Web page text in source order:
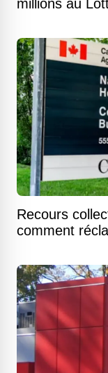
millions au
Recours
comment